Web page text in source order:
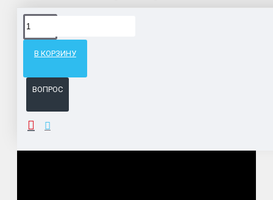
В КОРЗИНУ
ВОПРОС
Доставка товара по всему Таможенному союзу.